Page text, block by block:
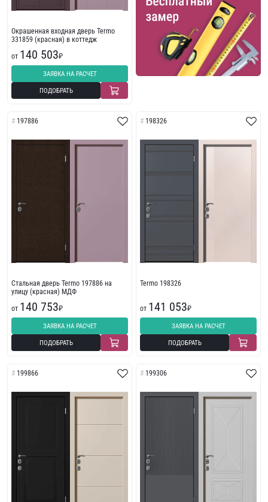
Окрашенная входная дверь Termo
331859 (красная) в коттедж
от 140 503₽
ЗАЯВКА НА РАСЧЕТ
ПОДОБРАТЬ
197886
Стальная дверь Termo 197886 на
улицу (красная) МДФ
от 140 753₽
ЗАЯВКА НА РАСЧЕТ
ПОДОБРАТЬ
198326
Termo 198326
от 141 053₽
ЗАЯВКА НА РАСЧЕТ
ПОДОБРАТЬ
199866 199306